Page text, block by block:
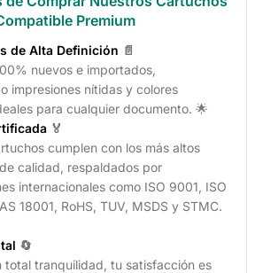
Premium
de Alta Definición 📄
nuevos e importados,
impresiones nítidas y colores
para cualquier documento. 🌟
🏅
cumplen con los más altos
calidad, respaldados por
internacionales como ISO 9001, ISO
18001, RoHS, TUV, MSDS y STMC.
🔄
total tranquilidad, tu satisfacción es